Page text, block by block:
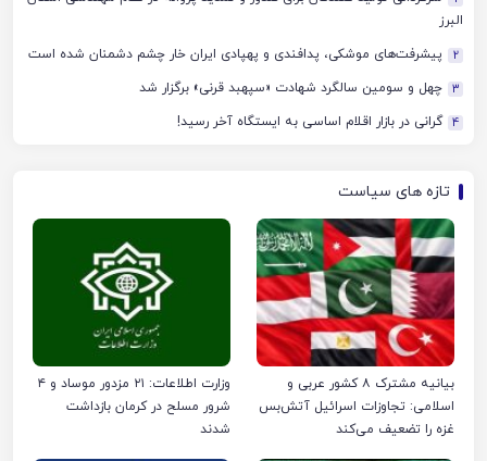
البرز
2 پیشرفت‌های موشکی، پدافندی و پهپادی ایران خار چشم دشمنان شده است
3 چهل‌ و سومین سالگرد شهادت «سپهبد قرنی» برگزار شد
4 گرانی در بازار اقلام اساسی به ایستگاه آخر رسید!
تازه های سیاست
بیانیه مشترک ۸ کشور عربی و
اسلامی: تجاوزات اسرائیل آتش‌بس
غزه را تضعیف می‌کند
وزارت اطلاعات: ۲۱ مزدور موساد و ۴
شرور مسلح در کرمان بازداشت
شدند